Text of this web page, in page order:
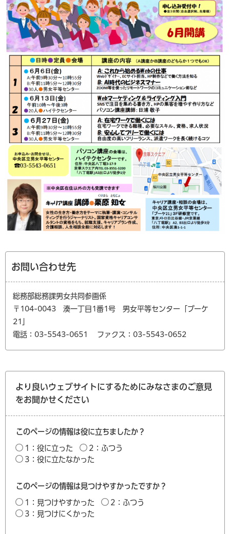
お問い合わせ先
総務部総務課男女共同参画係
〒104-0043 湊一丁目1番1号 男女平等センター「ブーケ
21」
電話：03-5543-0651
ファクス：03-5543-0652
より良いウェブサイトにするためにみなさまのご意見
をお聞かせください
このページの情報は役に立ちましたか？
1：役に立った
2：ふつう
3：役に立たなかった
このページの情報は見つけやすかったですか？
1：見つけやすかった
2：ふつう
3：見つけにくかった